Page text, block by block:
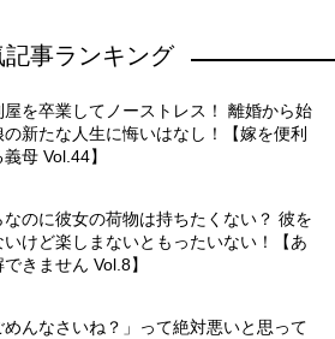
記事ランキング
屋を卒業してノーストレス！ 離婚から始
の新たな人生に悔いはなし！【嫁を便利
母 Vol.44】
なのに彼女の荷物は持ちたくない？ 彼を
いけど楽しまないともったいない！【あ
きません Vol.8】
めんなさいね？」って絶対悪いと思って